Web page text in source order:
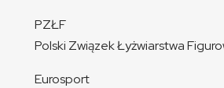
PZŁF
Polski Związek Łyżwiarstwa
Eurosport